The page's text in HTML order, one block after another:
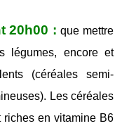
20h00 : que mettre
légumes, encore et
(céréales semi-
Les céréales
riches en vitamine B6